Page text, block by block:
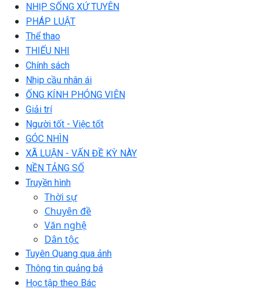
NHỊP SỐNG XỨ TUYÊN
PHÁP LUẬT
Thể thao
THIẾU NHI
Chính sách
Nhịp cầu nhân ái
ỐNG KÍNH PHÓNG VIÊN
Giải trí
Người tốt - Việc tốt
GÓC NHÌN
XÃ LUẬN - VẤN ĐỀ KỲ NÀY
NỀN TẢNG SỐ
Truyền hình
Thời sự
Chuyên đề
Văn nghệ
Dân tộc
Tuyên Quang qua ảnh
Thông tin quảng bá
Học tập theo Bác